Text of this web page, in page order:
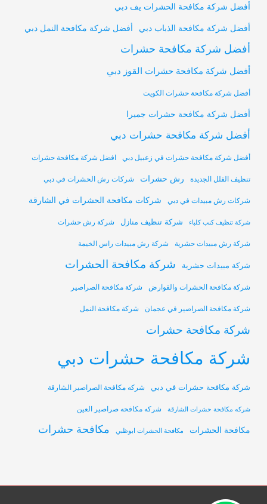
أفضل شركة مكافحة الحشرات يف دبي
أفضل شركة مكافحة الذباب دبي أفضل شركة مكافحة النمل دبي
أفضل شركة مكافحة حشرات
أفضل شركة مكافحة حشرات القوز دبي
أفضل شركة مكافحة حشرات الكويت
أفضل شركة مكافحة حشرات جميرا
أفضل شركة مكافحة حشرات دبي
أفضل شركة مكافحة حشرات في زعبيل دبي افضل شركة مكافحة حشرات
تنظيف الفلل الجديدة رش حشرات شركات رش الحشرات في دبي
شركات رش مبيدات في دبي شركات مكافحة الحشرات في الشارقة
شركة تنظيف كنب كلباء شركة تنظيف منازل شركة رش حشرات
شركة رش مبيدات حشرية شركة رش مبيدات راس الخيمة
شركة مبيدات حشرية شركة مكافحة الحشرات
شركة مكافحة الحشرات والقوارض شركة مكافحة الصراصير
شركة مكافحة الصراصير في عجمان شركة مكافحة النمل
شركة مكافحة حشرات
شركة مكافحة حشرات دبي
شركة مكافحة حشرات في دبي شركه مكافحة الصراصير الشارقة
شركه مكافحة حشرات الشارقة شركه مكافحه صراصير العين
مكافحة الحشرات مكافحة الحشرات ابوظبي مكافحة حشرات